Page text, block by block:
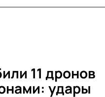
11 дронов
удары